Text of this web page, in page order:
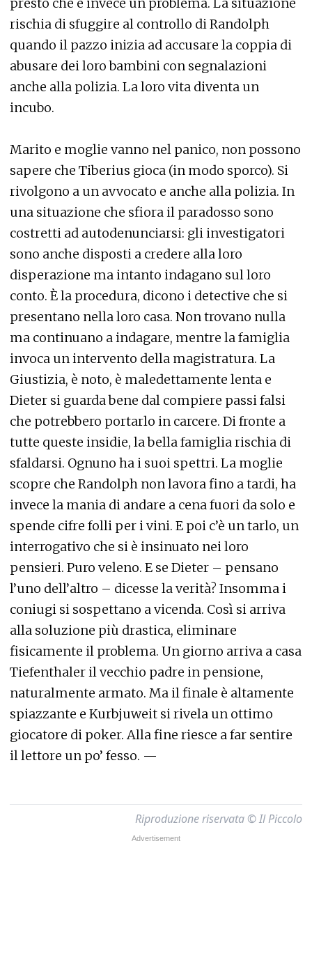
rischia di sfuggire al controllo di Randolph
quando il pazzo inizia ad accusare la coppia di
abusare dei loro bambini con segnalazioni
anche alla polizia. La loro vita diventa un
incubo.
Marito e moglie vanno nel panico, non possono
sapere che Tiberius gioca (in modo sporco). Si
rivolgono a un avvocato e anche alla polizia. In
una situazione che sfiora il paradosso sono
costretti ad autodenunciarsi: gli investigatori
sono anche disposti a credere alla loro
disperazione ma intanto indagano sul loro
conto. È la procedura, dicono i detective che si
presentano nella loro casa. Non trovano nulla
ma continuano a indagare, mentre la famiglia
invoca un intervento della magistratura. La
Giustizia, è noto, è maledettamente lenta e
Dieter si guarda bene dal compiere passi falsi
che potrebbero portarlo in carcere. Di fronte a
tutte queste insidie, la bella famiglia rischia di
sfaldarsi. Ognuno ha i suoi spettri. La moglie
scopre che Randolph non lavora fino a tardi, ha
invece la mania di andare a cena fuori da solo e
spende cifre folli per i vini. E poi c’è un tarlo, un
interrogativo che si è insinuato nei loro
pensieri. Puro veleno. E se Dieter – pensano
l’uno dell’altro – dicesse la verità? Insomma i
coniugi si sospettano a vicenda. Così si arriva
alla soluzione più drastica, eliminare
fisicamente il problema. Un giorno arriva a casa
Tiefenthaler il vecchio padre in pensione,
naturalmente armato. Ma il finale è altamente
spiazzante e Kurbjuweit si rivela un ottimo
giocatore di poker. Alla fine riesce a far sentire
il lettore un po’ fesso. —
Riproduzione riservata © Il Piccolo